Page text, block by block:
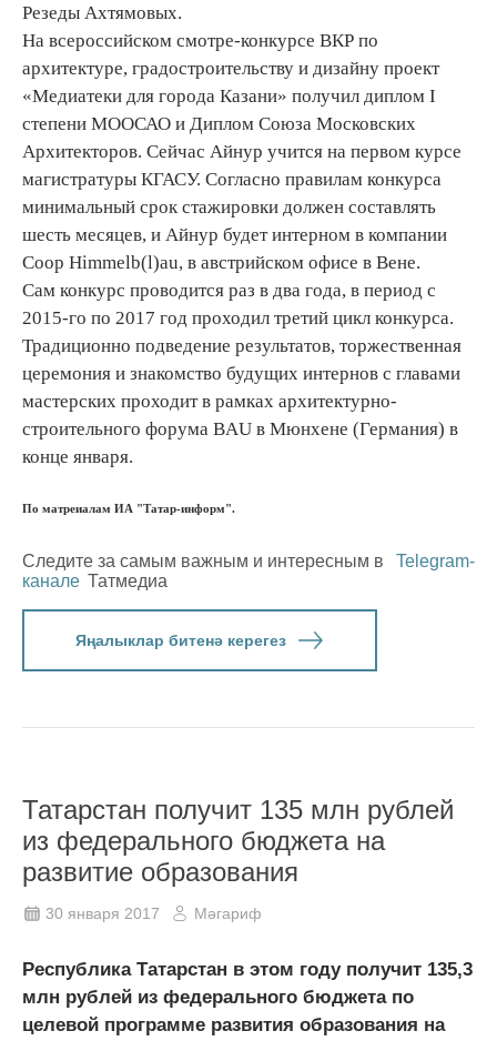
Резеды Ахтямовых.
На всероссийском смотре-конкурсе ВКР по
архитектуре, градостроительству и дизайну проект
«Медиатеки для города Казани» получил диплом I
степени МООСАО и Диплом Союза Московских
Архитекторов. Сейчас Айнур учится на первом курсе
магистратуры КГАСУ. Согласно правилам конкурса
минимальный срок стажировки должен составлять
шесть месяцев, и Айнур будет интерном в компании
Coop Himmelb(l)au, в австрийском офисе в Вене.
Сам конкурс проводится раз в два года, в период с
2015-го по 2017 год проходил третий цикл конкурса.
Традиционно подведение результатов, торжественная
церемония и знакомство будущих интернов с главами
мастерских проходит в рамках архитектурно-
строительного форума BAU в Мюнхене (Германия) в
конце января.
По матреиалам ИА "Татар-информ".
Следите за самым важным и интересным в
Telegram-
канале Татмедиа
Яңалыклар битенә керегез
Татарстан получит 135 млн рублей
из федерального бюджета на
развитие образования
30 января 2017 Мәгариф
Республика Татарстан в этом году получит 135,3
млн рублей из федерального бюджета по
целевой программе развития образования на